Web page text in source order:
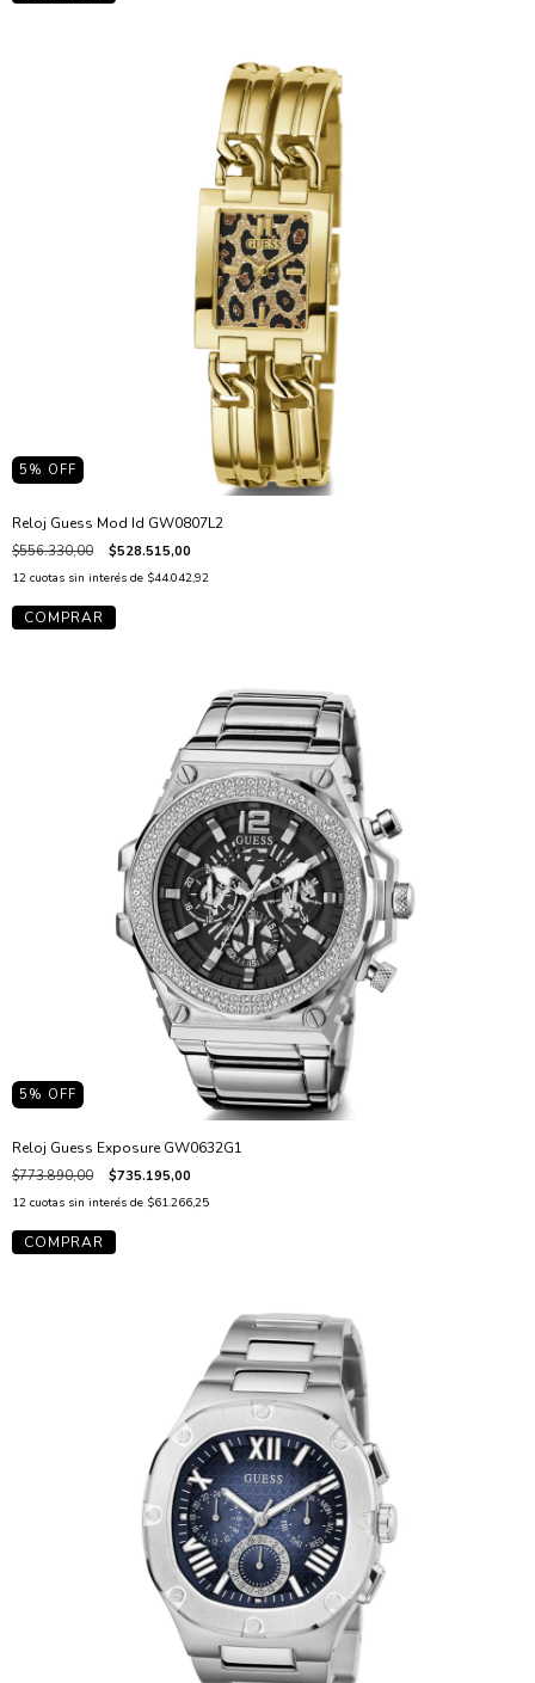
5 % OFF
Reloj Guess Mod Id GW0807L2
$556.330,00 $528.515,00
12 cuotas sin interés de $44.042,92
5 % OFF
Reloj Guess Exposure GW0632G1
$773.890,00 $735.195,00
12 cuotas sin interés de $61.266,25